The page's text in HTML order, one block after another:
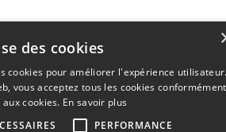
des cookies
cookies pour améliorer l'expérience
vous acceptez tous les cookies conformément
cookies. En savoir plus
PERFORMANCE